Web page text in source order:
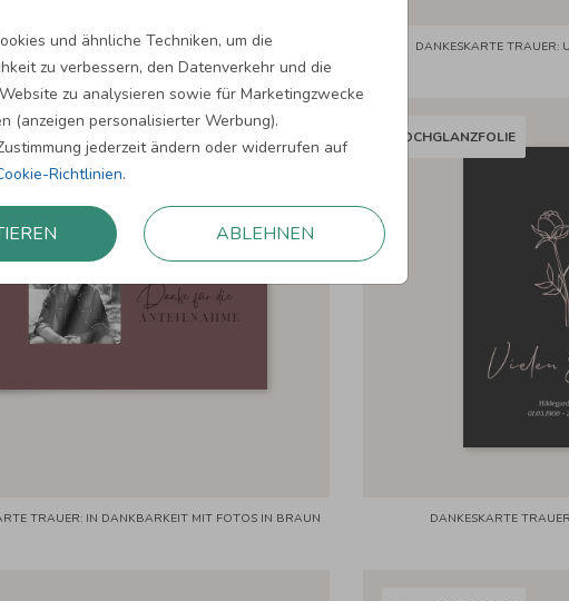
und ähnliche Techniken, um die
zu verbessern, den Datenverkehr und die
zu analysieren sowie für Marketingzwecke
(anzeigen personalisierter Werbung).
jederzeit ändern oder widerrufen auf
Richtlinien.
ABLEHNEN
TRAUER: STEG MIT FOTO IN WEISS DANKESKARTE TRAUER:
TRAUER: IN DANKBARKEIT MIT FOTOS IN BRAUN
HOCHGLANZFOLIE
DANKESKARTE